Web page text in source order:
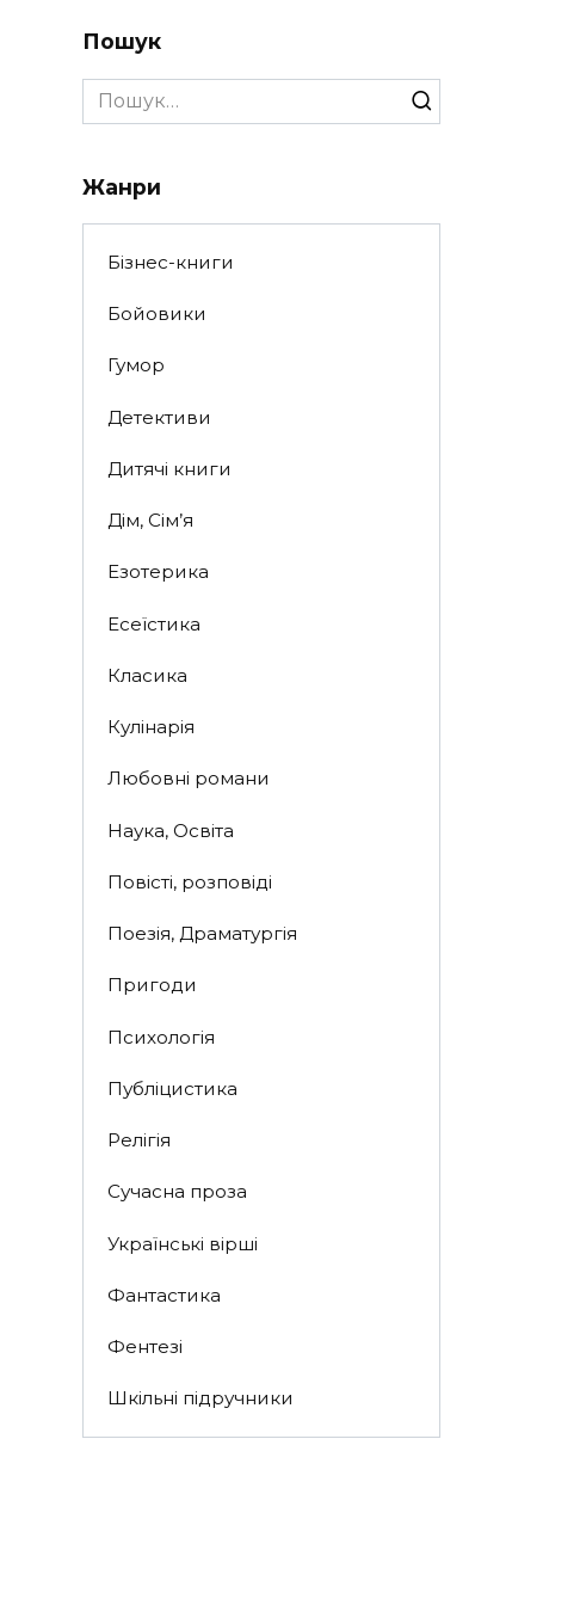
Пошук
Search
for:
Жанри
Бізнес-книги
Бойовики
Гумор
Детективи
Дитячі книги
Дім, Сім’я
Езотерика
Есеїстика
Класика
Кулінарія
Любовні романи
Наука, Освіта
Повісті, розповіді
Поезія, Драматургія
Пригоди
Психологія
Публіцистика
Релігія
Сучасна проза
Українські вірші
Фантастика
Фентезі
Шкільні підручники